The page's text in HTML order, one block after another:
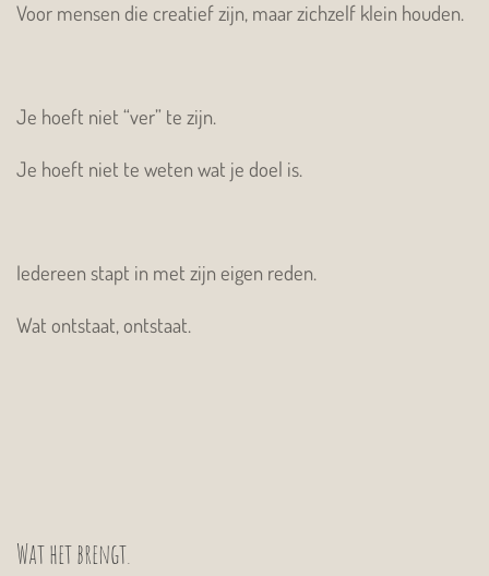
Voor mensen die creatief zijn, maar zichzelf klein houden.
Je hoeft niet “ver” te zijn.
Je hoeft niet te weten wat je doel is.
Iedereen stapt in met zijn eigen reden.
Wat ontstaat, ontstaat.
Wat het brengt.